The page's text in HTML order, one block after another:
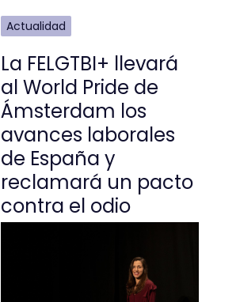
Actualidad
La FELGTBI+ llevará
al World Pride de
Ámsterdam los
avances laborales
de España y
reclamará un pacto
contra el odio